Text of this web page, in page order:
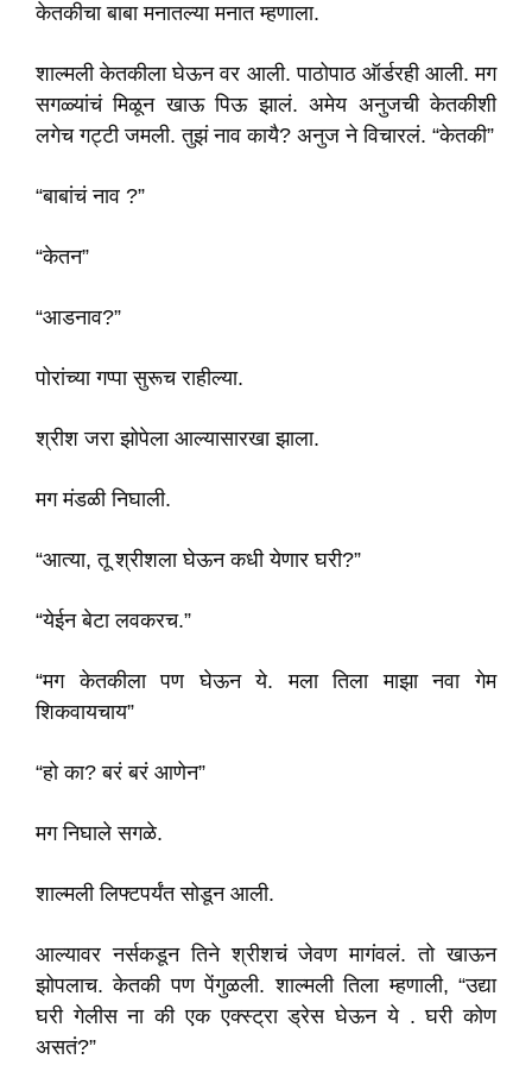
केतकीचा बाबा मनातल्या मनात म्हणाला.
शाल्मली केतकीला घेऊन वर आली. पाठोपाठ ऑर्डरही आली. मग
सगळ्यांचं मिळून खाऊ पिऊ झालं. अमेय अनुजची केतकीशी
लगेच गट्टी जमली. तुझं नाव कायै? अनुज ने विचारलं. “केतकी”
“बाबांचं नाव ?”
“केतन”
“आडनाव?”
पोरांच्या गप्पा सुरूच राहील्या.
श्रीश जरा झोपेला आल्यासारखा झाला.
मग मंडळी निघाली.
“आत्या, तू श्रीशला घेऊन कधी येणार घरी?”
“येईन बेटा लवकरच.”
“मग केतकीला पण घेऊन ये. मला तिला माझा नवा गेम
शिकवायचाय”
“हो का? बरं बरं आणेन”
मग निघाले सगळे.
शाल्मली लिफ्टपर्यंत सोडून आली.
आल्यावर नर्सकडून तिने श्रीशचं जेवण मागंवलं. तो खाऊन
झोपलाच. केतकी पण पेंगुळली. शाल्मली तिला म्हणाली, “उद्या
घरी गेलीस ना की एक एक्स्ट्रा ड्रेस घेऊन ये . घरी कोण
असतं?”